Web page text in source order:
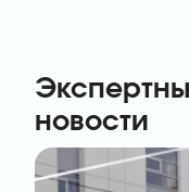
новости